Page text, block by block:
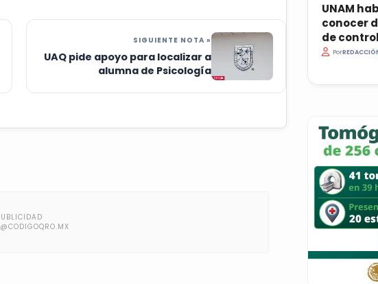
SIGUIENTE NOTA »
UAQ pide apoyo para localizar a
alumna de Psicología
UNAM
conocer
de
Por